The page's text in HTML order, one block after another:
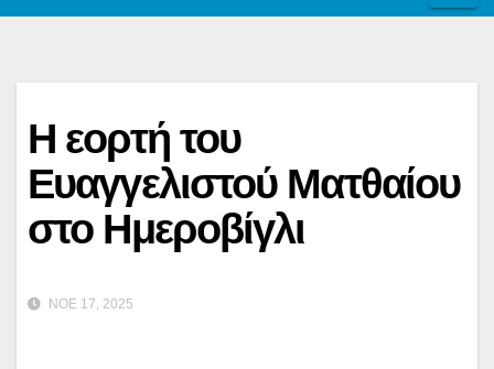
Η εορτή του
Ευαγγελιστού Ματθαίου
στο Ημεροβίγλι
ΝΟΈ 17, 2025